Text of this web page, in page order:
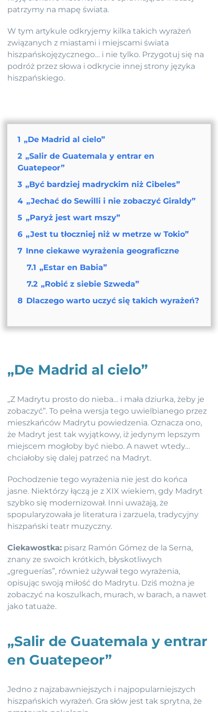
patrzymy na mapę świata.
W tym artykule odkryjemy kilka takich wyrażeń
związanych z miastami i miejscami świata
hiszpańskojęzycznego… i nie tylko. Przygotuj się na
podróż przez słowa i odkrycie innej strony języka
hiszpańskiego.
1 „De Madrid al cielo”
2 „Salir de Guatemala y entrar en
Guatepeor”
3 „Być bardziej madryckim niż Cibeles”
4 „Jechać do Sewilli i nie zobaczyć Giraldy”
5 „Paryż jest wart mszy”
6 „Jest tu tłoczniej niż w metrze w Tokio”
7 Inne ciekawe wyrażenia geograficzne
7.1 „Estar en Babia”
7.2 „Robić z siebie Szweda”
8 Dlaczego warto uczyć się takich wyrażeń?
„De Madrid al cielo”
„Z Madrytu prosto do nieba… i mała dziurka, żeby je
zobaczyć”. To pełna wersja tego uwielbianego przez
mieszkańców Madrytu powiedzenia. Oznacza ono,
że Madryt jest tak wyjątkowy, iż jedynym lepszym
miejscem mogłoby być niebo. A nawet wtedy…
chciałoby się dalej patrzeć na Madryt.
Pochodzenie tego wyrażenia nie jest do końca
jasne. Niektórzy łączą je z XIX wiekiem, gdy Madryt
szybko się modernizował. Inni uważają, że
spopularyzowała je literatura i zarzuela, tradycyjny
hiszpański teatr muzyczny.
Ciekawostka: pisarz Ramón Gómez de la Serna,
znany ze swoich krótkich, błyskotliwych
„greguerías”, również używał tego wyrażenia,
opisując swoją miłość do Madrytu. Dziś można je
zobaczyć na koszulkach, murach, w barach, a nawet
jako tatuaże.
„Salir de Guatemala y entrar
en Guatepeor”
Jedno z najzabawniejszych i najpopularniejszych
hiszpańskich wyrażeń. Gra słów jest tak sprytna, że